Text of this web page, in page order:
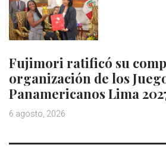
Fujimori ratificó su
organización de los
Panamericanos Lima
6 agosto, 2026